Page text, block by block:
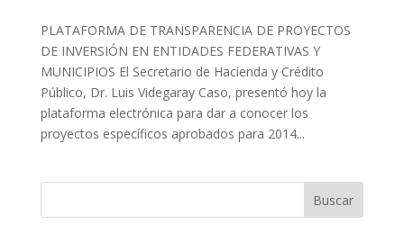
PLATAFORMA DE TRANSPARENCIA DE PROYECTOS
DE INVERSIÓN EN ENTIDADES FEDERATIVAS Y
MUNICIPIOS El Secretario de Hacienda y Crédito
Público, Dr. Luis Videgaray Caso, presentó hoy la
plataforma electrónica para dar a conocer los
proyectos específicos aprobados para 2014...
Buscar